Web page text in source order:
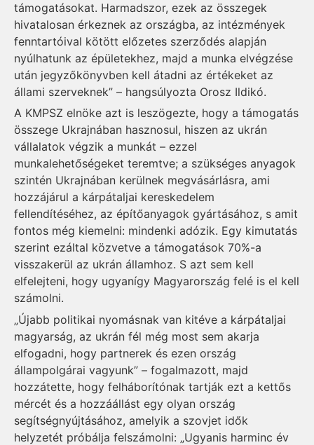
támogatásokat. Harmadszor, ezek az összegek
hivatalosan érkeznek az országba, az intézmények
fenntartóival kötött előzetes szerződés alapján
nyúlhatunk az épületekhez, majd a munka elvégzése
után jegyzőkönyvben kell átadni az értékeket az
állami szerveknek” – hangsúlyozta Orosz Ildikó.
A KMPSZ elnöke azt is leszögezte, hogy a támogatás
összege Ukrajnában hasznosul, hiszen az ukrán
vállalatok végzik a munkát – ezzel
munkalehetőségeket teremtve; a szükséges anyagok
szintén Ukrajnában kerülnek megvásárlásra, ami
hozzájárul a kárpátaljai kereskedelem
fellendítéséhez, az építőanyagok gyártásához, s amit
fontos még kiemelni: mindenki adózik. Egy kimutatás
szerint ezáltal közvetve a támogatások 70%-a
visszakerül az ukrán államhoz. S azt sem kell
elfelejteni, hogy ugyanígy Magyarország felé is el kell
számolni.
„Újabb politikai nyomásnak van kitéve a kárpátaljai
magyarság, az ukrán fél még most sem akarja
elfogadni, hogy partnerek és ezen ország
állampolgárai vagyunk” – fogalmazott, majd
hozzátette, hogy felháborítónak tartják ezt a kettős
mércét és a hozzáállást egy olyan ország
segítségnyújtásához, amelyik a szovjet idők
helyzetét próbálja felszámolni: „Ugyanis harminc év